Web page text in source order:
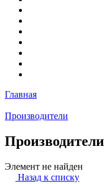
Главная
Производители
Производители
Элемент не найден
Назад к списку